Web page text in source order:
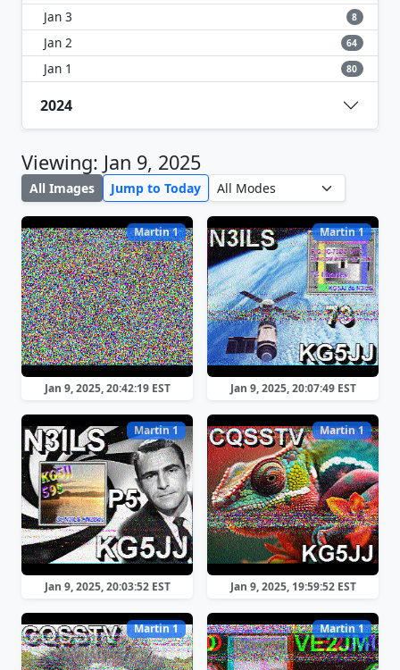
Jan 3 8
Jan 2 64
Jan 1 80
2024
Viewing: Jan 9, 2025
All Images Jump to Today
Martin 1
Jan 9, 2025, 20:42:19 EST
Martin 1
Jan 9, 2025, 20:07:49 EST
Martin 1
Jan 9, 2025, 20:03:52 EST
Martin 1
Jan 9, 2025, 19:59:52 EST
Martin 1 Martin 1